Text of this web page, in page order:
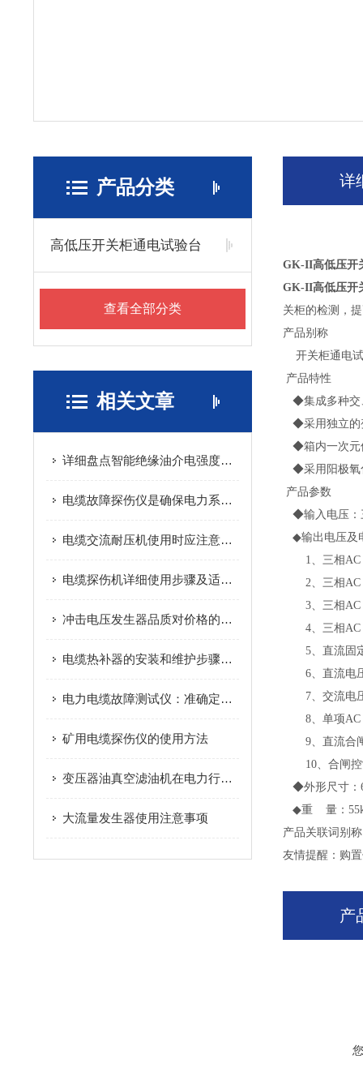
产品分类
高低压开关柜通电试验台
查看全部分类
相关文章
详细盘点智能绝缘油介电强度测试仪的基本原理的知识点
电缆故障探伤仪是确保电力系统稳定运行的关键工具
电缆交流耐压机使用时应注意以下几点
电缆探伤机详细使用步骤及适配技巧
冲击电压发生器品质对价格的影响不容忽视
电缆热补器的安装和维护步骤是什么？
电力电缆故障测试仪：准确定位、高效排查，破解电缆运维难题
矿用电缆探伤仪的使用方法
变压器油真空滤油机在电力行业的应用
大流量发生器使用注意事项
详
GK-II高低压开
GK-II高低压开
关柜的检测，
产品别称
开关柜通电
产品特性
◆集成多种交
◆采用独立的
◆箱内一次元
◆采用阳极氧
产品参数
◆输入电压：
◆输出电压及
1、三相
2、三相
3、三相AC
4、三相
5、直流固定
6、直流电压
7、交流电
8、单项AC
9、直流合
10、合闸控
◆外形尺寸：
◆重 量：
产品关联词别
友情提醒：购
产